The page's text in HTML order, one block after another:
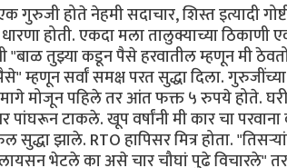
होते नेहमी सदाचार, शिस्त इत्यादी
होती. एकदा मला तालुक्याच्या ठिकाणी
"बाळ तुझ्या कडून पैसे हरवातील म्हणून मी
म्हणून सर्वां समक्ष परत सुद्धा दिला.
मागे मोजून पहिले तर आंत फक्त ५ रुपये होते.
पांघरून टाकले. खूप वर्षांनी मी कार चा
झाले. RTO हापिसर मित्र होता.
भेटले का असे चार चौघां पुढे विचारले" तर